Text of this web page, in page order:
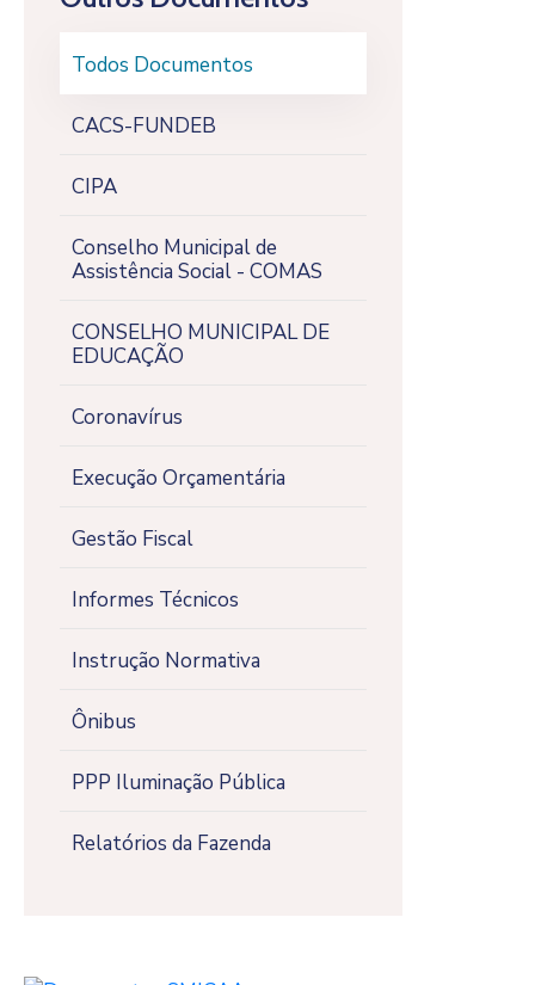
Todos Documentos
CACS-FUNDEB
CIPA
Conselho Municipal de
Assistência Social - COMAS
CONSELHO MUNICIPAL DE
EDUCAÇÃO
Coronavírus
Execução Orçamentária
Gestão Fiscal
Informes Técnicos
Instrução Normativa
Ônibus
PPP Iluminação Pública
Relatórios da Fazenda